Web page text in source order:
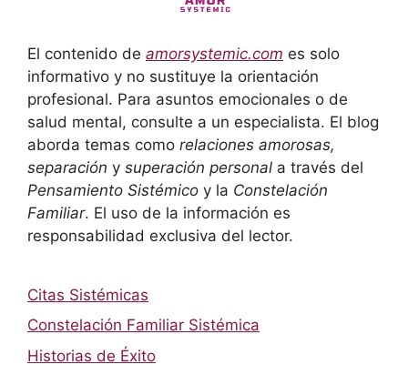
El contenido de amorsystemic.com es solo
informativo y no sustituye la orientación
profesional. Para asuntos emocionales o de
salud mental, consulte a un especialista. El blog
aborda temas como relaciones amorosas,
separación y superación personal a través del
Pensamiento Sistémico y la Constelación
Familiar. El uso de la información es
responsabilidad exclusiva del lector.
Citas Sistémicas
Constelación Familiar Sistémica
Historias de Éxito